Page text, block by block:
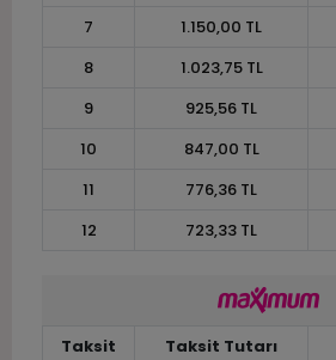
7
1.150,00 TL
8
1.023,75 TL
9
925,56 TL
10
847,00 TL
11
776,36 TL
12
723,33 TL
Taksit Taksit Tutarı